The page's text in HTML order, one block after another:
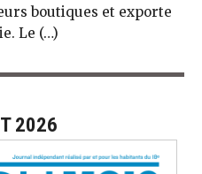
boutiques et exporte
Le (…)
2026